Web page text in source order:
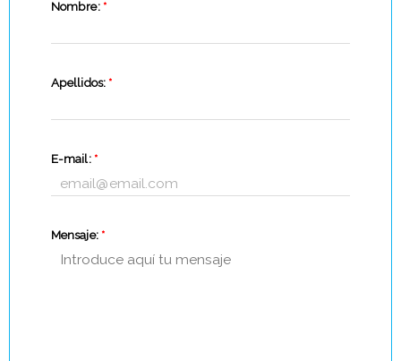
Nombre: *
Apellidos: *
E-mail: *
Mensaje: *